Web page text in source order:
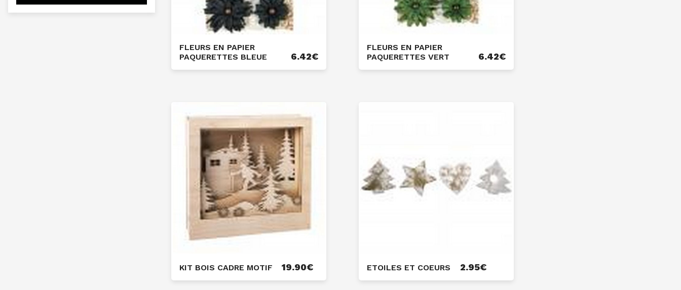
FLEURS EN PAPIER
PAQUERETTES BLEUE
6.42€
FLEURS EN PAPIER
PAQUERETTES VERT
6.42€
KIT BOIS CADRE MOTIF 19.90€ ETOILES ET COEURS 2.95€